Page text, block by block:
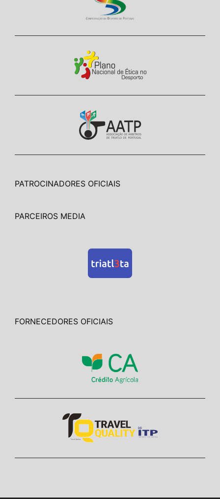
PATROCINADORES OFICIAIS
PARCEIROS MEDIA
FORNECEDORES OFICIAIS